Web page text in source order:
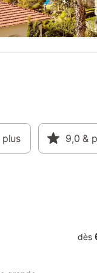
entre notre métier
accueil , nous vous
séjourner dans la
10 h à 17h30)
plus 9,0 &
dès